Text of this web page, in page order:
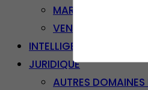
MARKETING
VENTE – RELATION
INTELLIGENCE
JURIDIQUE
AUTRES